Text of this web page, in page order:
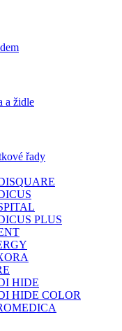
a židle
řady
PLUS
HIDE
HIDE COLOR